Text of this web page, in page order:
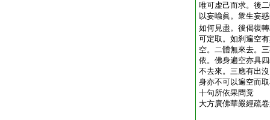
唯可虚己而求。後
以妄喩眞。衆生妄
如何見盡。後偈復
可定取。如刹遍空
空。二體無來去。
依。佛身遍空亦具
不去來。三應有出
身亦不可以遍空而
十句所依果問竟
大方廣佛華嚴經疏